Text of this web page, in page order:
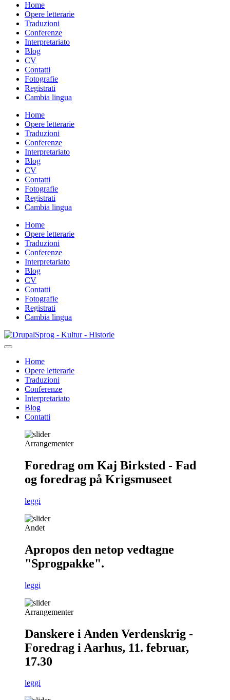
Home
Opere letterarie
Traduzioni
Conferenze
Interpretariato
Blog
CV
Contatti
Fotografie
Registrati
Cambia lingua
Home
Opere letterarie
Traduzioni
Conferenze
Interpretariato
Blog
CV
Contatti
Fotografie
Registrati
Cambia lingua
Home
Opere letterarie
Traduzioni
Conferenze
Interpretariato
Blog
CV
Contatti
Fotografie
Registrati
Cambia lingua
Salta
al
principale
Sprog - Kultur - Historie
Primær
navigation
Home
Opere letterarie
Traduzioni
Conferenze
Interpretariato
Blog
Contatti
Arrangementer
Foredrag om Kaj Birksted - Fad
og foredrag på Krigsmuseet
leggi
Andet
Apropos den netop vedtagne
"Sprogpakke".
leggi
Arrangementer
Danskere i Anden Verdenskrig -
Foredrag i Aarhus, 11. februar,
17.30
leggi